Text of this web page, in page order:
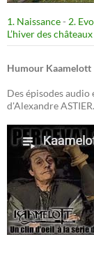
1. Naissance- 2.
L’hiver des
Humour Kaamelott
Des épisodes audio
d'Alexandre ASTIER.